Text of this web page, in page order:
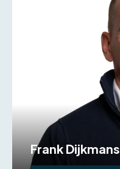
Frank Dijkmans